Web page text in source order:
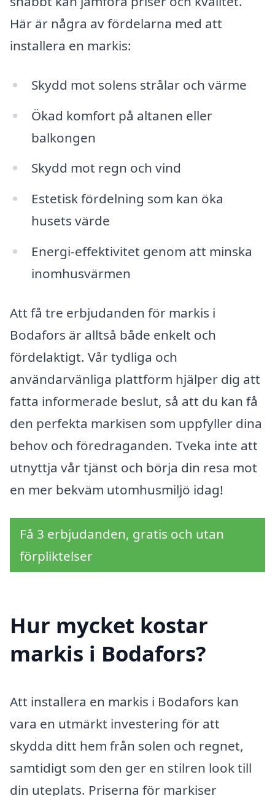
Här är några av fördelarna med att
installera en markis:
Skydd mot solens strålar och värme
Ökad komfort på altanen eller
balkongen
Skydd mot regn och vind
Estetisk fördelning som kan öka
husets värde
Energi-effektivitet genom att minska
inomhusvärmen
Att få tre erbjudanden för markis i
Bodafors är alltså både enkelt och
fördelaktigt. Vår tydliga och
användarvänliga plattform hjälper dig att
fatta informerade beslut, så att du kan få
den perfekta markisen som uppfyller dina
behov och föredraganden. Tveka inte att
utnyttja vår tjänst och börja din resa mot
en mer bekväm utomhusmiljö idag!
Få 3 erbjudanden, gratis och utan
förpliktelser
Hur mycket kostar
markis i Bodafors?
Att installera en markis i Bodafors kan
vara en utmärkt investering för att
skydda ditt hem från solen och regnet,
samtidigt som den ger en stilren look till
din uteplats. Priserna för markiser